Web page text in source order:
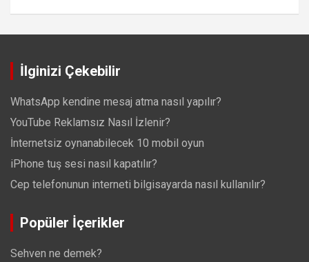
İlginizi Çekebilir
WhatsApp kendine mesaj atma nasıl yapılır?
YouTube Reklamsız Nasıl İzlenir?
İnternetsiz oynanabilecek 10 mobil oyun
iPhone tuş sesi nasıl kapatılır?
Cep telefonunun interneti bilgisayarda nasıl kullanılır?
Popüler İçerikler
Sehven ne demek?